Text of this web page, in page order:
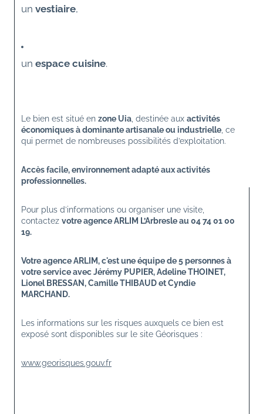
un vestiaire,
un espace cuisine.
Le bien est situé en zone Uia , destinée aux activités
économiques à dominante artisanale ou industrielle , ce
qui permet de nombreuses possibilités d’exploitation.
Accès facile, environnement adapté aux activités
professionnelles.
Pour plus d’informations ou organiser une visite,
contactez votre agence ARLIM L’Arbresle au 04 74 01 00
19.
Votre agence ARLIM, c'est une équipe de 5 personnes à
votre service avec Jérémy PUPIER, Adeline THOINET,
Lionel BRESSAN, Camille THIBAUD et Cyndie
MARCHAND.
Les informations sur les risques auxquels ce bien est
exposé sont disponibles sur le site Géorisques :
www.georisques.gouv.fr